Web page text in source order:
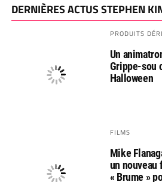
DERNIÈRES ACTUS STEPHEN
PRODUITS
Un
Grippe-sou
Halloween
FILMS
Mike
un nouveau
« Brume »